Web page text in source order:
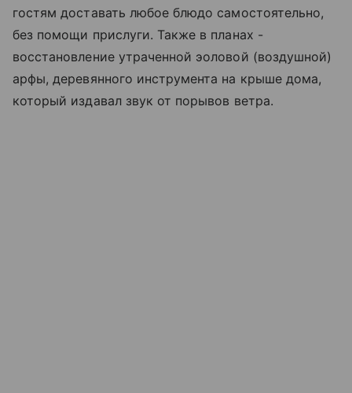
гостям доставать любое блюдо самостоятельно,
без помощи прислуги. Также в планах -
восстановление утраченной эоловой (воздушной)
арфы, деревянного инструмента на крыше дома,
который издавал звук от порывов ветра.